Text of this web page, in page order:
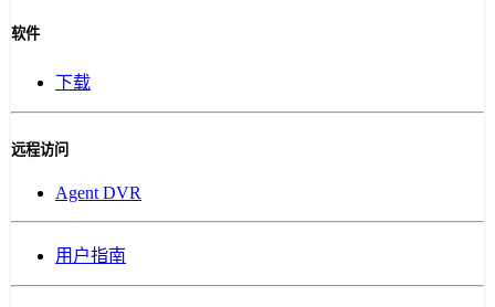
软件
下载
远程访问
Agent DVR
用户指南